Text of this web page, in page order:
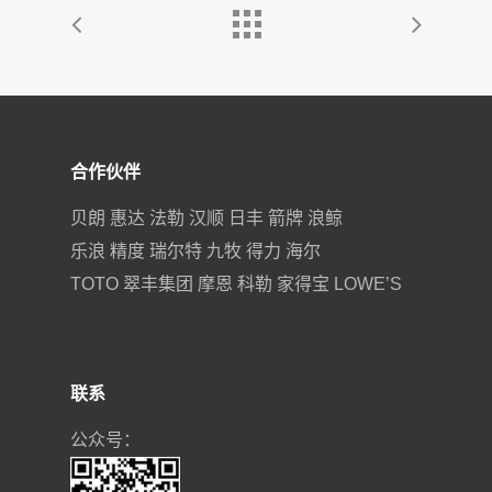
合作伙伴
贝朗 惠达 法勒 汉顺 日丰 箭牌 浪鲸
乐浪 精度 瑞尔特 九牧 得力 海尔
TOTO 翠丰集团 摩恩 科勒 家得宝 LOWE’S
联系
公众号：